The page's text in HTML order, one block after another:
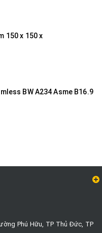
150 x 150 x
BW A234 Asme B16.9
Phú Hữu, TP Thủ Đức, TP